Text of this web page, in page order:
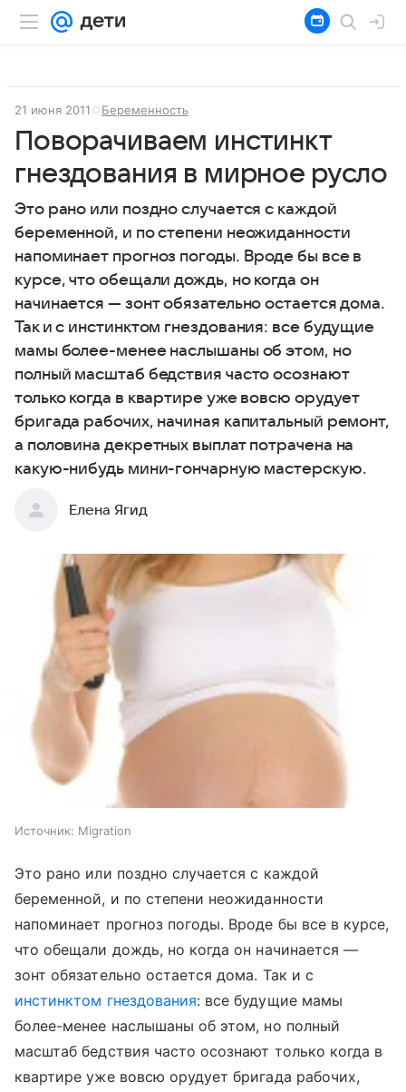
21 июня 2011 Беременность
Поворачиваем инстинкт
гнездования в мирное русло
Это рано или поздно случается с каждой
беременной, и по степени неожиданности
напоминает прогноз погоды. Вроде бы все в
курсе, что обещали дождь, но когда он
начинается — зонт обязательно остается дома.
Так и с инстинктом гнездования: все будущие
мамы более-менее наслышаны об этом, но
полный масштаб бедствия часто осознают
только когда в квартире уже вовсю орудует
бригада рабочих, начиная капитальный ремонт,
а половина декретных выплат потрачена на
какую-нибудь мини-гончарную мастерскую.
Елена Ягид
Источник: Migration
Это рано или поздно случается с каждой
беременной, и по степени неожиданности
напоминает прогноз погоды. Вроде бы все в курсе,
что обещали дождь, но когда он начинается —
зонт обязательно остается дома. Так и с
инстинктом гнездования: все будущие мамы
более-менее наслышаны об этом, но полный
масштаб бедствия часто осознают только когда в
квартире уже вовсю орудует бригада рабочих,